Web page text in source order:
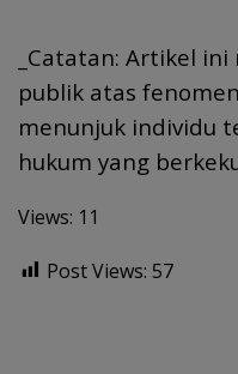
_Catatan: Artikel
publik atas
menunjuk individu
hukum yang
Views: 11
Post Views: 57